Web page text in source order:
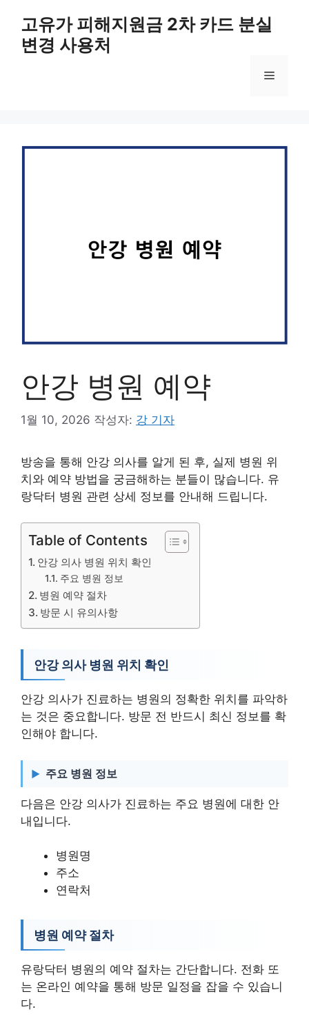
고유가 피해지원금 2차 카드 분실
변경 사용처
메
안강 병원 예약
1월 10, 2026 작성자: 강 기자
방송을 통해 안강 의사를 알게 된 후, 실제 병원 위
치와 예약 방법을 궁금해하는 분들이 많습니다. 유
랑닥터 병원 관련 상세 정보를 안내해 드립니다.
Table of Contents
안강 의사 병원 위치 확인
주요 병원 정보
병원 예약 절차
방문 시 유의사항
안강 의사 병원 위치 확인
안강 의사가 진료하는 병원의 정확한 위치를 파악하
는 것은 중요합니다. 방문 전 반드시 최신 정보를 확
인해야 합니다.
주요 병원 정보
다음은 안강 의사가 진료하는 주요 병원에 대한 안
내입니다.
병원명
주소
연락처
병원 예약 절차
유랑닥터 병원의 예약 절차는 간단합니다. 전화 또
는 온라인 예약을 통해 방문 일정을 잡을 수 있습니
다.